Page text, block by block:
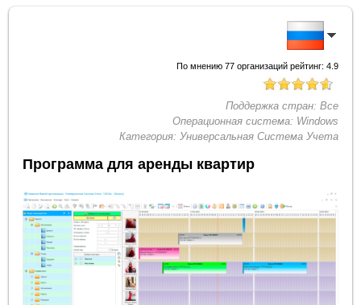
По мнению 77организаций рейтинг: 4.9
Поддержка стран: Все
Операционная система: Windows
Категория: Универсальная Система Учета
Программа для аренды квартир